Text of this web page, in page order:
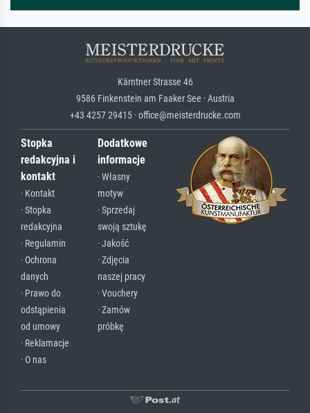
Kärntner Strasse 46
9586 Finkenstein am Faaker See · Austria
+43 4257 29415 · office@meisterdrucke.com
Stopka
redakcyjna i
kontakt
· Kontakt
· Stopka
redakcyjna
· Regulamin
· Ochrona
danych
· Prawo do
odstąpienia
od umowy
· Reklamacje
· O nas
Dodatkowe
informacje
· Własny
motyw
· Sprzedaj
swoją sztukę
· Jakość
· Zdjęcia
naszej pracy
· Vouchery
· Zamów
próbkę